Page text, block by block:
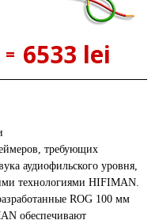
= 6533 lei
требующих
аудиофильского уровня,
технологиями HIFIMAN.
ROG 100 мм
обеспечивают